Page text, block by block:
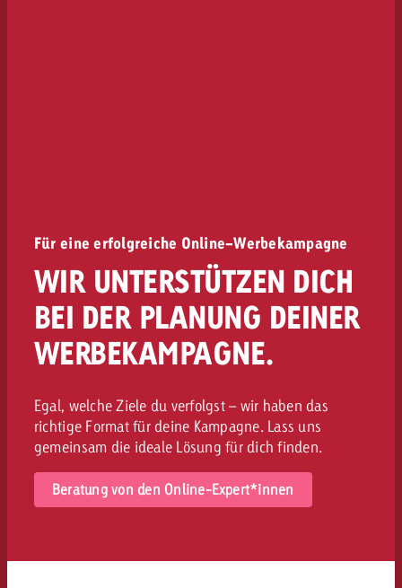
Für eine erfolgreiche Online-Werbekampagne
WIR UNTERSTÜTZEN DICH
BEI DER PLANUNG DEINER
WERBEKAMPAGNE.
Egal, welche Ziele du verfolgst – wir haben das
richtige Format für deine Kampagne. Lass uns
gemeinsam die ideale Lösung für dich finden.
Beratung von den Online-Expert*innen